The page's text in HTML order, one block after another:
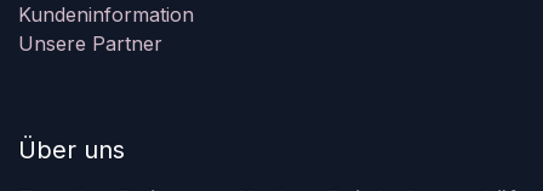
Kundeninformation
Unsere Partner
Über uns